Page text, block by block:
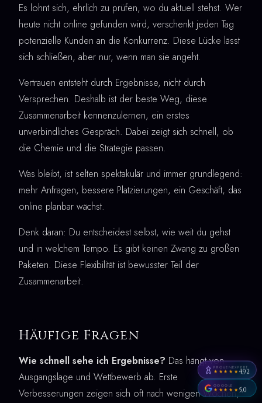
Es lohnt sich, ehrlich zu prüfen, wo du aktuell stehst. Wer
heute nicht online gefunden wird, verschenkt jeden Tag
potenzielle Kunden an die Konkurrenz. Diese Lücke lässt
sich schließen, aber nur, wenn man sie angeht.
Vertrauen entsteht durch Ergebnisse, nicht durch
Versprechen. Deshalb ist der beste Weg, diese
Zusammenarbeit kennenzulernen, ein erstes
unverbindliches Gespräch. Dabei zeigt sich schnell, ob
die Chemie und die Strategie passen.
Was bleibt, ist selten spektakulär und immer grundlegend:
mehr Anfragen, bessere Platzierungen, ein Geschäft, das
online planbar wächst.
Denk daran: Du entscheidest selbst, wie weit du gehst
und in welchem Tempo. Es gibt keinen Zwang zu großen
Paketen. Diese Flexibilität ist bewusster Teil der
Zusammenarbeit.
Häufige Fragen
Wie schnell sehe ich Ergebnisse? Das hängt von
Ausgangslage und Wettbewerb ab. Erste
Verbesserungen zeigen sich oft nach wenigen Wochen,
PROVENEXPERT
★★★★★4,92
GOOGLE
★★★★★5,0